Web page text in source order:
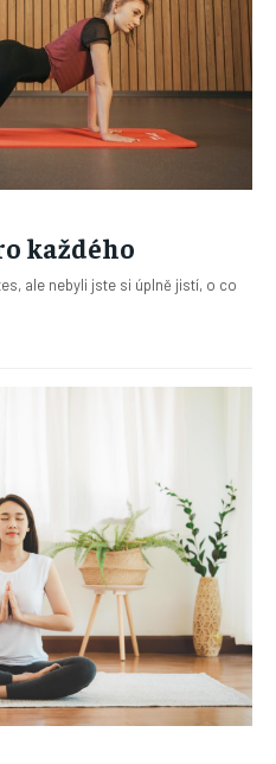
každého
ale nebyli jste si úplně jistí, o co